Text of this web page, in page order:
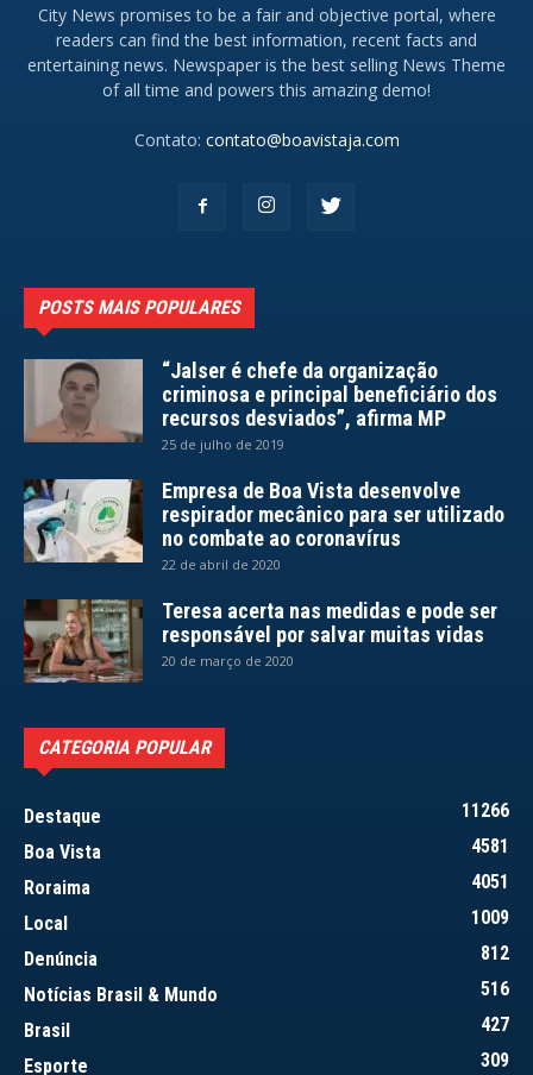
City News promises to be a fair and objective portal, where
readers can find the best information, recent facts and
entertaining news. Newspaper is the best selling News Theme
of all time and powers this amazing demo!
Contato: contato@boavistaja.com
POSTS MAIS POPULARES
“Jalser é chefe da organização
criminosa e principal beneficiário dos
recursos desviados”, afirma MP
25 de julho de 2019
Empresa de Boa Vista desenvolve
respirador mecânico para ser utilizado
no combate ao coronavírus
22 de abril de 2020
Teresa acerta nas medidas e pode ser
responsável por salvar muitas vidas
20 de março de 2020
CATEGORIA POPULAR
Destaque
11266
Boa Vista
4581
Roraima
4051
Local
1009
Denúncia
812
Notícias Brasil & Mundo
516
Brasil
427
Esporte
309